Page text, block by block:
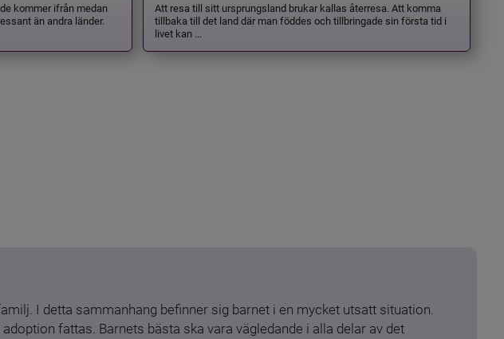
kommer ifrån medan
än andra länder.
Att resa till sitt ursprungsland brukar kallas återresa. Att komma
tillbaka till det land där man föddes och tillbringade sin första tid i
livet kan ...
I detta sammanhang befinner sig barnet i en mycket utsatt situation.
fattas. Barnets bästa ska vara vägledande i alla delar av det